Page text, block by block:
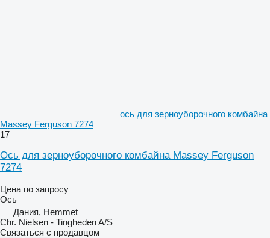
ось для зерноуборочного комбайна
Massey Ferguson 7274
17
Ось для зерноуборочного комбайна Massey Ferguson
7274
Цена по запросу
Ось
Дания, Hemmet
Chr. Nielsen - Tingheden A/S
Связаться с продавцом